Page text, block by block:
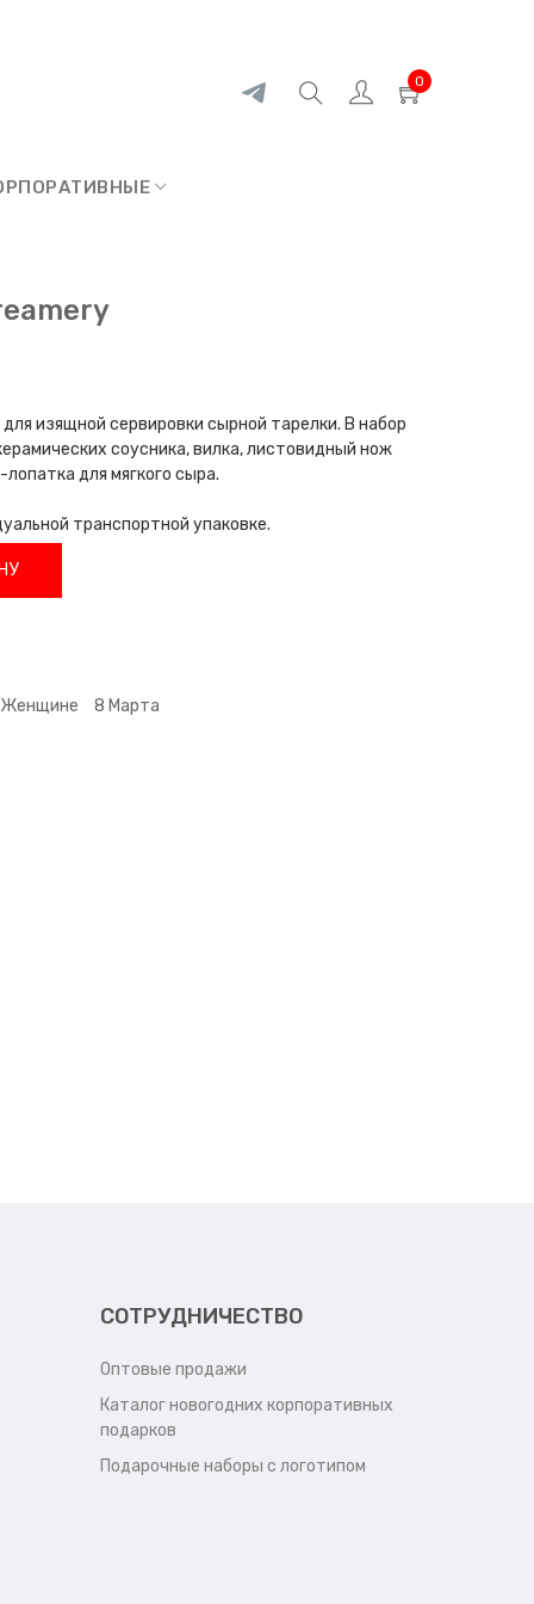
0
изящной сервировки сырной тарелки. В набор
соусника, вилка, листовидный нож
для мягкого сыра.
транспортной упаковке.
Женщине 8 Марта
СОТРУДНИЧЕСТВО
Оптовые продажи
Каталог новогодних корпоративных
подарков
Подарочные наборы с логотипом